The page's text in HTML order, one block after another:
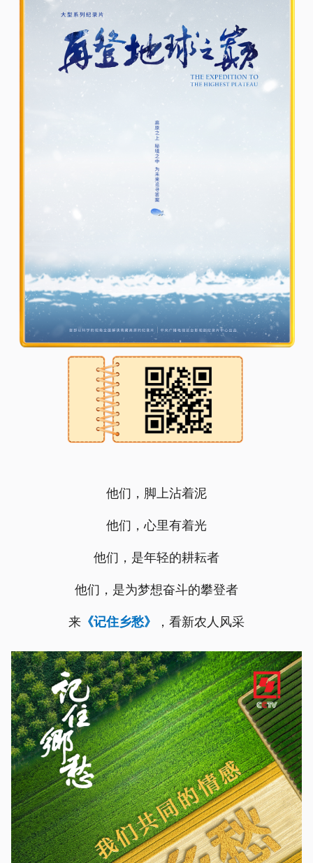
他们，脚上沾着泥
他们，心里有着光
他们，是年轻的耕耘者
他们，是为梦想奋斗的攀登者
来 《记住乡愁》 ，看新农人风采